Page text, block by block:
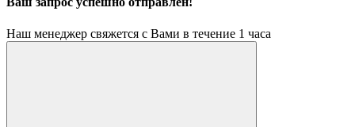
Наш менеджер свяжется с Вами в течение 1 часа